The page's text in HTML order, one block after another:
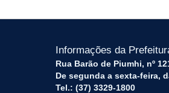
Informações da
Rua Barão de Piumhi, nº
De segunda a sexta-feira,
Tel.: (37) 3329-1800